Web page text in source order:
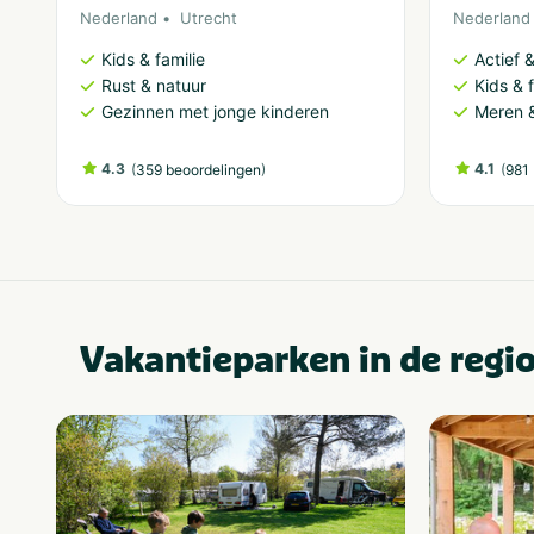
Nederland Utrecht
Kids & familie
Rust & natuur
Gezinnen met jonge kinderen
4.3 (359 beoordelingen)
Nederland
Actief
Kids &
Meren
4.1 (981
Vakantieparken in de